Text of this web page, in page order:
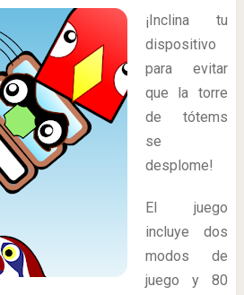
¡Inclina tu
dispositivo
para evitar
que la torre
de tótems
se
desplome!
El juego
incluye dos
modos de
juego y 80